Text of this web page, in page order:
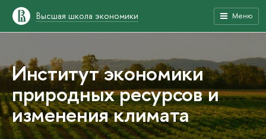
Высшая школа экономики Меню
Институт экономики
природных ресурсов и
изменения климата